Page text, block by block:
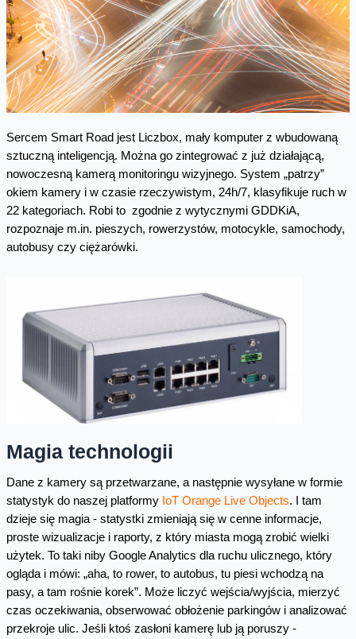
Sercem Smart Road jest Liczbox, mały komputer z wbudowaną
sztuczną inteligencją. Można go zintegrować z już działającą,
nowoczesną kamerą monitoringu wizyjnego. System „patrzy”
okiem kamery i w czasie rzeczywistym, 24h/7, klasyfikuje ruch w
22 kategoriach. Robi to zgodnie z wytycznymi GDDKiA,
rozpoznaje m.in. pieszych, rowerzystów, motocykle, samochody,
autobusy czy ciężarówki.
Magia technologii
Dane z kamery są przetwarzane, a następnie wysyłane w formie
statystyk do naszej platformy IoT Orange Live Objects. I tam
dzieje się magia - statystki zmieniają się w cenne informacje,
proste wizualizacje i raporty, z który miasta mogą zrobić wielki
użytek. To taki niby Google Analytics dla ruchu ulicznego, który
ogląda i mówi: „aha, to rower, to autobus, tu piesi wchodzą na
pasy, a tam rośnie korek”. Może liczyć wejścia/wyjścia, mierzyć
czas oczekiwania, obserwować obłożenie parkingów i analizować
przekroje ulic. Jeśli ktoś zasłoni kamerę lub ją poruszy -